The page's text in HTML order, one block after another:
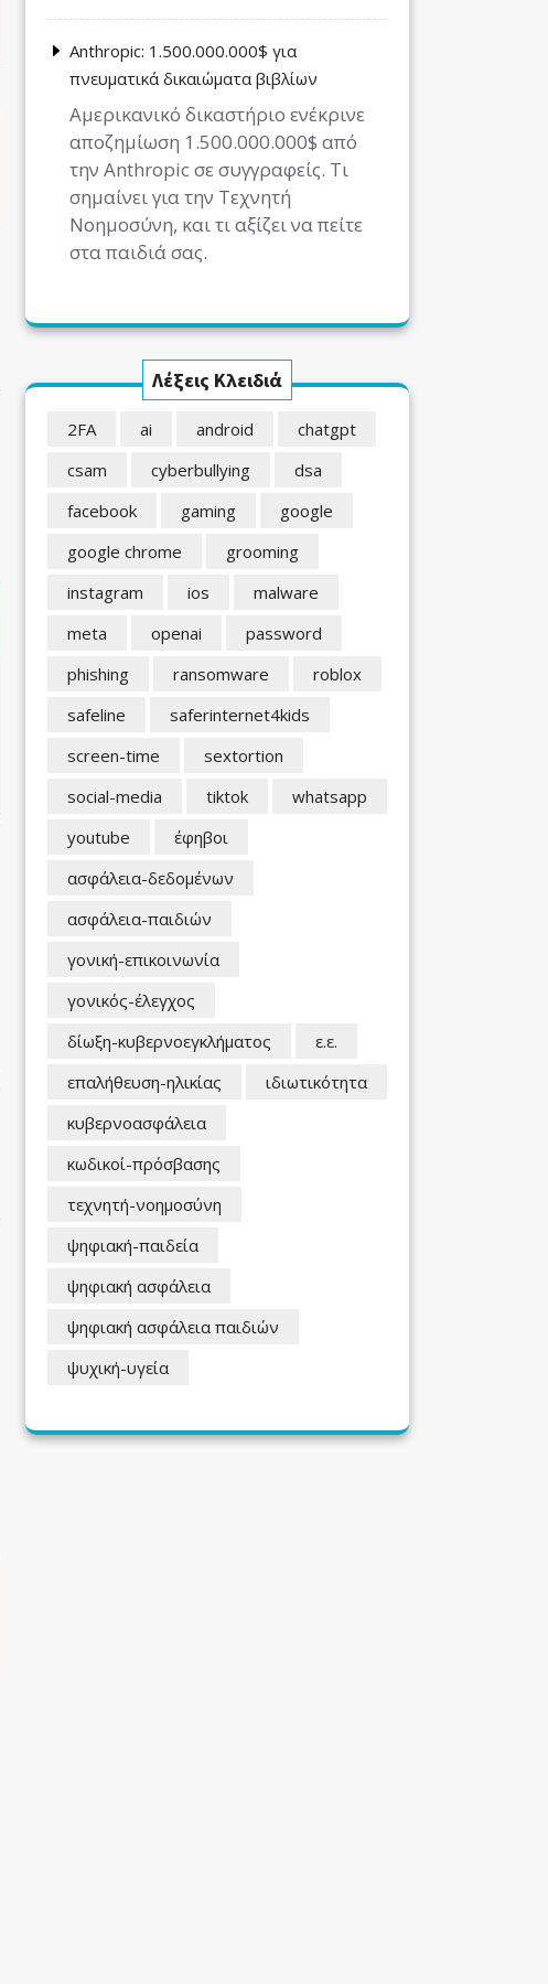
Anthropic: 1.500.000.000$ για
πνευματικά δικαιώματα βιβλίων
Αμερικανικό δικαστήριο ενέκρινε
αποζημίωση 1.500.000.000$ από
την Anthropic σε συγγραφείς. Τι
σημαίνει για την Τεχνητή
Νοημοσύνη, και τι αξίζει να πείτε
στα παιδιά σας.
Λέξεις Κλειδιά
2FA ai android
chatgpt
csam
cyberbullying
dsa
facebook
gaming
google
google chrome
grooming
instagram
ios
malware
meta
openai
password
phishing
ransomware
roblox
safeline
saferinternet4kids
screen-time
sextortion
social-media
tiktok
whatsapp
youtube
έφηβοι
ασφάλεια-δεδομένων
ασφάλεια-παιδιών
γονική-επικοινωνία
γονικός-έλεγχος
δίωξη-κυβερνοεγκλήματος
ε.ε.
επαλήθευση-ηλικίας
ιδιωτικότητα
κυβερνοασφάλεια
κωδικοί-πρόσβασης
τεχνητή-νοημοσύνη
ψηφιακή-παιδεία
ψηφιακή ασφάλεια
ψηφιακή ασφάλεια παιδιών
ψυχική-υγεία